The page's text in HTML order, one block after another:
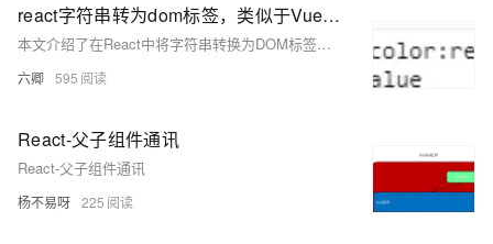
react字符串转为dom标签，类似于Vue中的v-html
本文介绍了在React中将字符串转换为DOM标签的方法，类似于Vue中的`v-html`指令，通过使用`dangerouslySetInnerHTML`属性实现。
六卿 595
React-父子组件通讯
React-父子组件通讯
杨不易呀 225